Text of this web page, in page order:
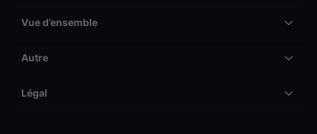
Vue d’ensemble
Autre
Légal